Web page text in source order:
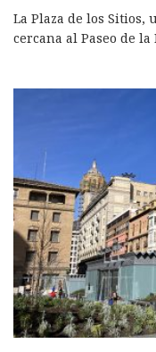
La Plaza de los Sitios,
cercana al Paseo de